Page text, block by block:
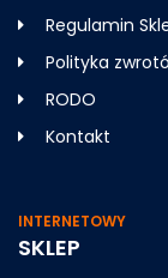
Regulamin
Polityka
RODO
Kontakt
INTERNETOWY
SKLEP